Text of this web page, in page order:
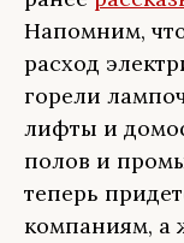
Напомним,
расход
горели
лифты и
полов и
теперь
компаниям, а